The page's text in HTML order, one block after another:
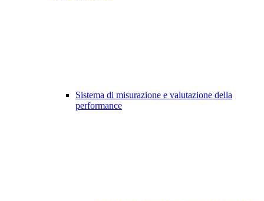
Sistema di misurazione e valutazione della
performance